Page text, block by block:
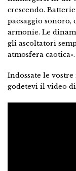
crescendo.
paesaggio
armonie. Le
gli ascoltatori
atmosfera caotica».
Indossate le
godetevi il video